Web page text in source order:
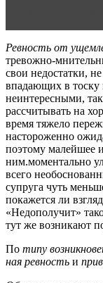
Ревность от
тревожно-
свои недостатки,
впадающих в тоску
неинтересными,
рассчитывать на
время тяжело
настороженно
поэтому малейшее
ним.моментально
всего
супруга чуть
покажется ли
«Недополучит»
тут же возникают
По типу
ная ревность и